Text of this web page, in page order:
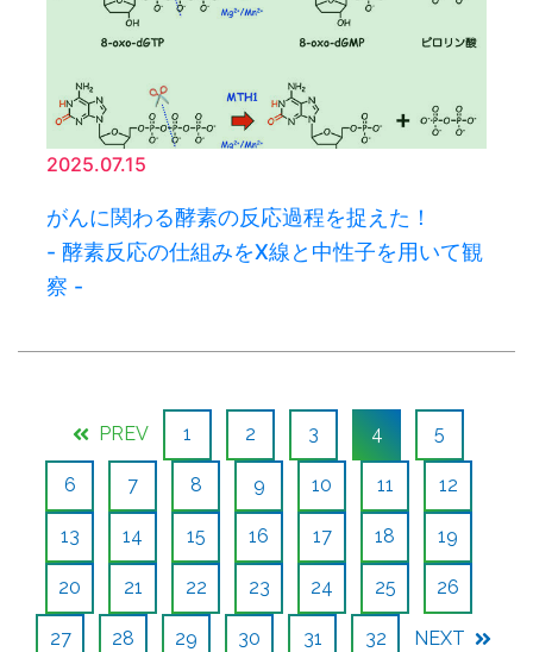
2025.07.15
がんに関わる酵素の反応過程を捉えた！
- 酵素反応の仕組みをX線と中性子を用いて観
察 -
PREV 1 2 3 4 5
6 7 8 9 10 11 12
13 14 15 16 17 18 19
20 21 22 23 24 25 26
27 28 29 30 31 32 NEXT